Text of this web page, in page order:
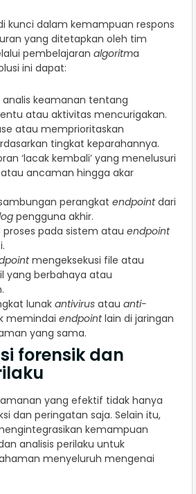
kunci dalam kemampuan respons
yang ditetapkan oleh tim
pembelajaran algoritma
ini dapat:
keamanan tentang
atau aktivitas mencurigakan.
atau memprioritaskan
tingkat keparahannya.
‘lacak kembali’ yang menelusuri
ancaman hingga akar
perangkat endpointdari
pengguna akhir.
pada sistem atau endpoint
mengeksekusi file atau
yang berbahaya atau
lunak antivirus atau anti-
memindai endpointlain di jaringan
yang sama.
forensik dan
yang efektif tidak hanya
dan peringatan saja. Selain itu,
kemampuan
analisis perilaku untuk
menyeluruh mengenai